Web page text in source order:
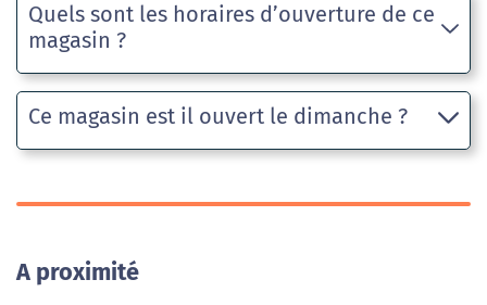
Quels sont les horaires d’ouverture de ce
magasin ?
Ce magasin est il ouvert le dimanche ?
A proximité